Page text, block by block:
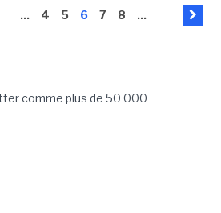
... 4 5 6 7 8 ...
comme plus de 50 000